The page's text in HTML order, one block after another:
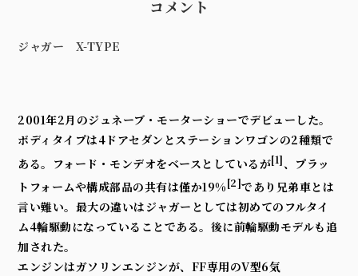
コメント
ジャガー X-TYPE
2001年2月のジュネーブ・モーターショーでデビューした。
ボディタイプは4 ドアセダン とステーションワゴンの2種類で
ある。 フォード・モンデオをベースとしているが[1]、 プラッ
トフォームや構成部品の共有は僅か19% [2]であり兄弟車とは
言い難い。最大の違いはジャガーとしては初めてのフルタイ
ム4輪駆動 になっていることである。後に前輪駆動モデルも追
加された。
エンジンはガソリンエンジンが、 FF専用のV型6気